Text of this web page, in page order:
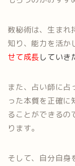
数秘術は、生まれ
知り、能力を活か
せて成長していき
また、占い師に占
った本質を正確に
ることができるの
ります。
そして、自分自身